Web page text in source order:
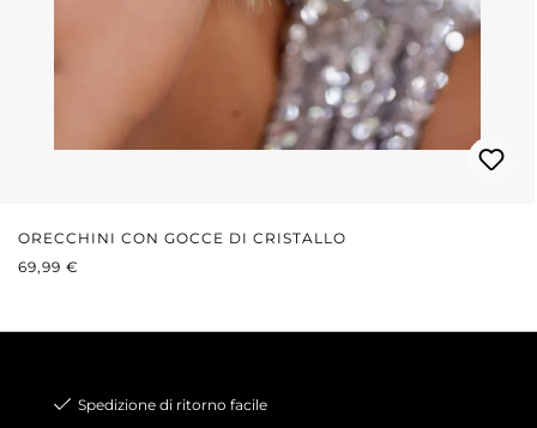
ORECCHINI CON GOCCE DI CRISTALLO
PREZZO NORMALE:
69,99 €
Spedizione di ritorno facile